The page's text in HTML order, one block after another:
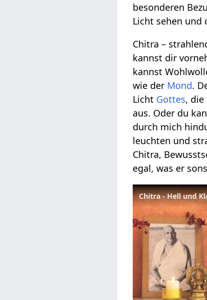
besonderen
Licht sehen und
Chitra –
kannst dir
kannst
wie der Mond.
Licht Gottes, die
aus. Oder du
durch mich
leuchten und
Chitra,
egal, was er
Chitra - Hell und